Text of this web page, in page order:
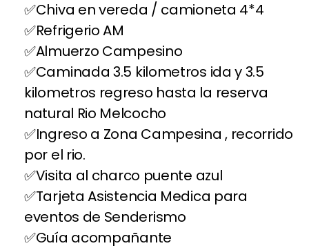
Chiva en vereda / camioneta 4*4
Refrigerio AM
Almuerzo Campesino
Caminada 3.5 kilometros ida y 3.5
kilometros regreso hasta la reserva
natural Rio Melcocho
Ingreso a Zona Campesina , recorrido
por el rio.
Visita al charco puente azul
Tarjeta Asistencia Medica para
eventos de Senderismo
Guía acompañante